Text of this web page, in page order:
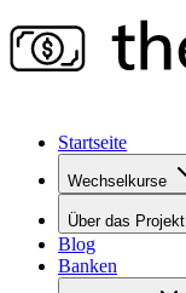
Startseite
Wechselkurse
Über das Projekt
Blog
Banken